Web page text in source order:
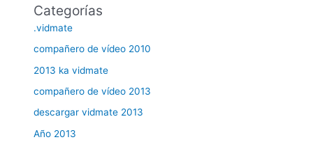
Categorías
.vidmate
compañero de vídeo 2010
2013 ka vidmate
compañero de vídeo 2013
descargar vidmate 2013
Año 2013